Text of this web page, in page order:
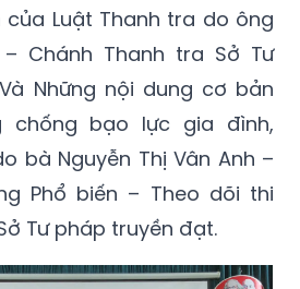
Luật Thanh tra do ông
Chánh Thanh tra Sở Tư
Những nội dung cơ bản
chống bạo lực gia đình,
bà Nguyễn Thị Vân Anh –
Phổ biến – Theo dõi thi
Tư pháp truyền đạt.